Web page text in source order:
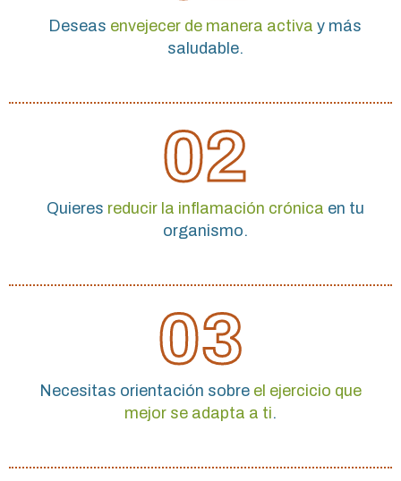
Deseas envejecer de manera activa y más
saludable.
02
Quieres reducir la inflamación crónica en tu
organismo.
03
Necesitas orientación sobre el ejercicio que
mejor se adapta a ti.